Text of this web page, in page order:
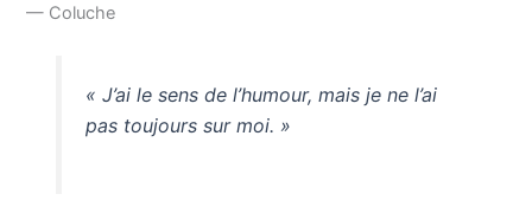
— Coluche
« J’ai le sens de l’humour, mais je ne l’ai
pas toujours sur moi. »